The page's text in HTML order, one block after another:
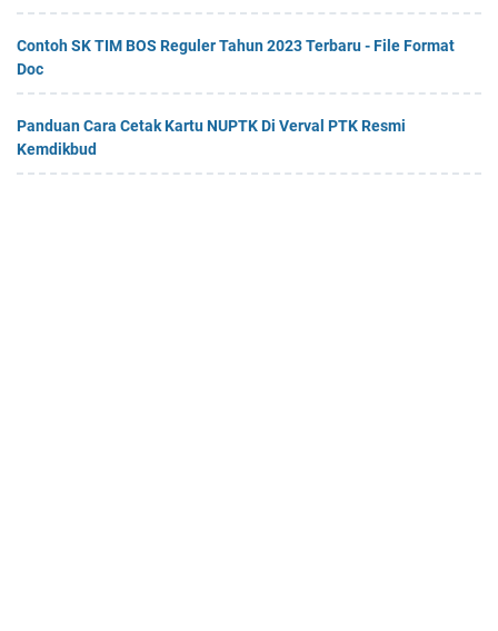
Contoh SK TIM BOS Reguler Tahun 2023 Terbaru - File Format
Doc
Panduan Cara Cetak Kartu NUPTK Di Verval PTK Resmi
Kemdikbud